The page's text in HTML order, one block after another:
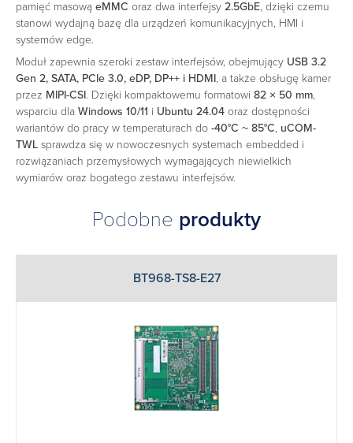
pamięć masową eMMC oraz dwa interfejsy 2.5GbE, dzięki czemu
stanowi wydajną bazę dla urządzeń komunikacyjnych, HMI i
systemów edge.
Moduł zapewnia szeroki zestaw interfejsów, obejmujący USB 3.2
Gen 2, SATA, PCIe 3.0, eDP, DP++ i HDMI, a także obsługę kamer
przez MIPI-CSI. Dzięki kompaktowemu formatowi 82 × 50 mm,
wsparciu dla Windows 10/11 i Ubuntu 24.04 oraz dostępności
wariantów do pracy w temperaturach do -40°C ~ 85°C, uCOM-
TWL sprawdza się w nowoczesnych systemach embedded i
rozwiązaniach przemysłowych wymagających niewielkich
wymiarów oraz bogatego zestawu interfejsów.
Podobne produkty
BT968-TS8-E27